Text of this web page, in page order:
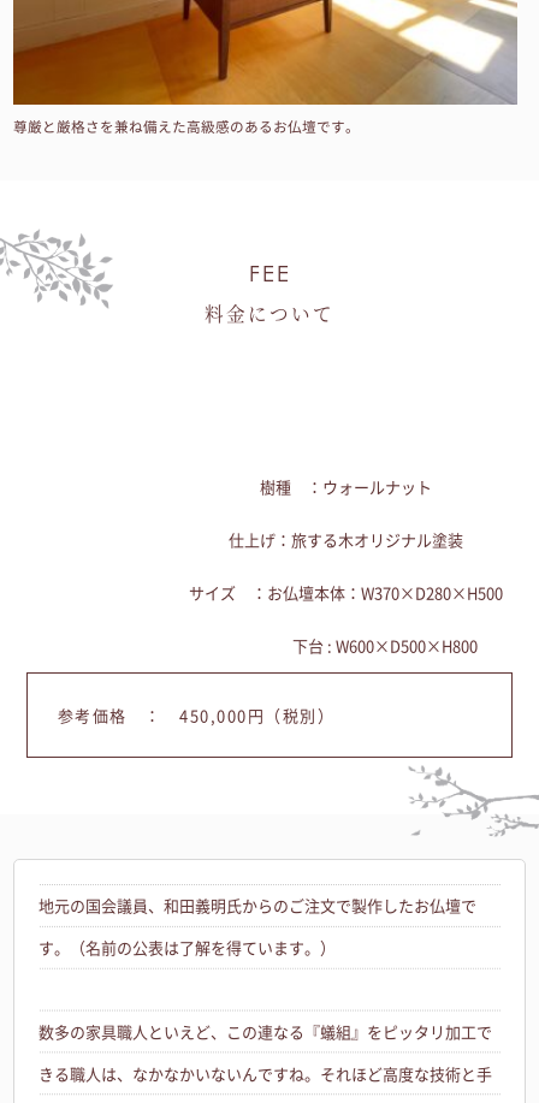
尊厳と厳格さを兼ね備えた高級感のあるお仏壇です。
FEE
料金について
樹種 ：ウォールナット
仕上げ：旅する木オリジナル塗装
サイズ ：お仏壇本体：W370×D280×H500
下台 : W600×D500×H800
参考価格 ： 450,000円（税別）
地元の国会議員、和田義明氏からのご注文で製作したお仏壇で
す。（名前の公表は了解を得ています。）
数多の家具職人といえど、この連なる『蟻組』をピッタリ加工で
きる職人は、なかなかいないんですね。それほど高度な技術と手